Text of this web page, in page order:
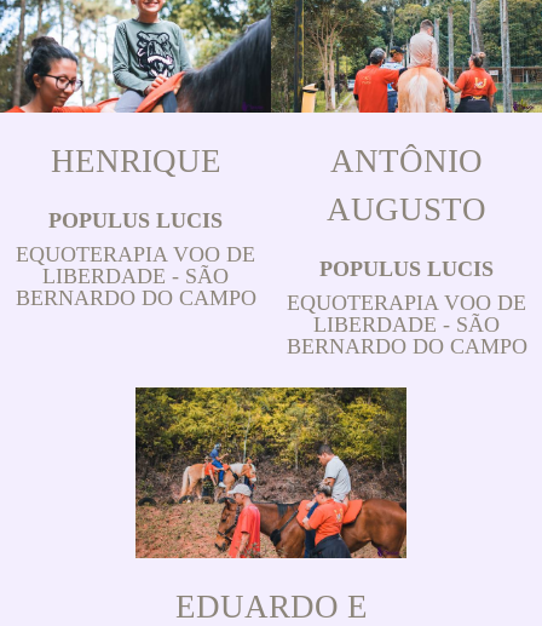
HENRIQUE
POPULUS LUCIS
EQUOTERAPIA VOO DE
LIBERDADE - SÃO
BERNARDO DO CAMPO
ANTÔNIO
AUGUSTO
POPULUS LUCIS
EQUOTERAPIA VOO DE
LIBERDADE - SÃO
BERNARDO DO CAMPO
EDUARDO E